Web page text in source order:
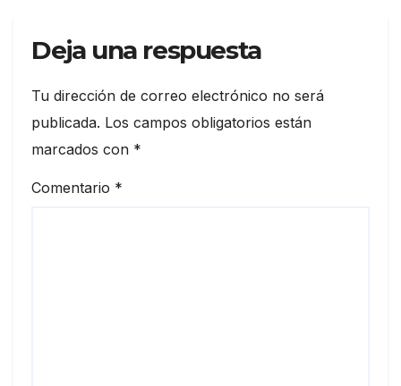
Deja una respuesta
Tu dirección de correo electrónico no será
publicada. Los campos obligatorios están
marcados con *
Comentario *